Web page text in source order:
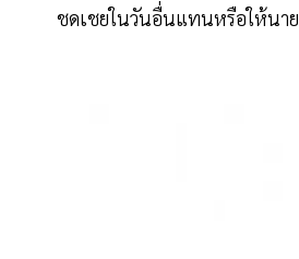
ชดเชยในวันอื่นแทนหรือให้นา